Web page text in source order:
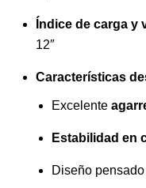
Índice de carga y
12″
Características
Excelente
Estabilidad en
Diseño